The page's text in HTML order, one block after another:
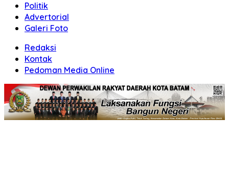
Politik
Advertorial
Galeri Foto
Redaksi
Kontak
Pedoman Media Online